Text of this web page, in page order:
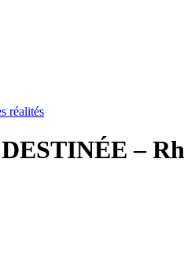
réalités
–